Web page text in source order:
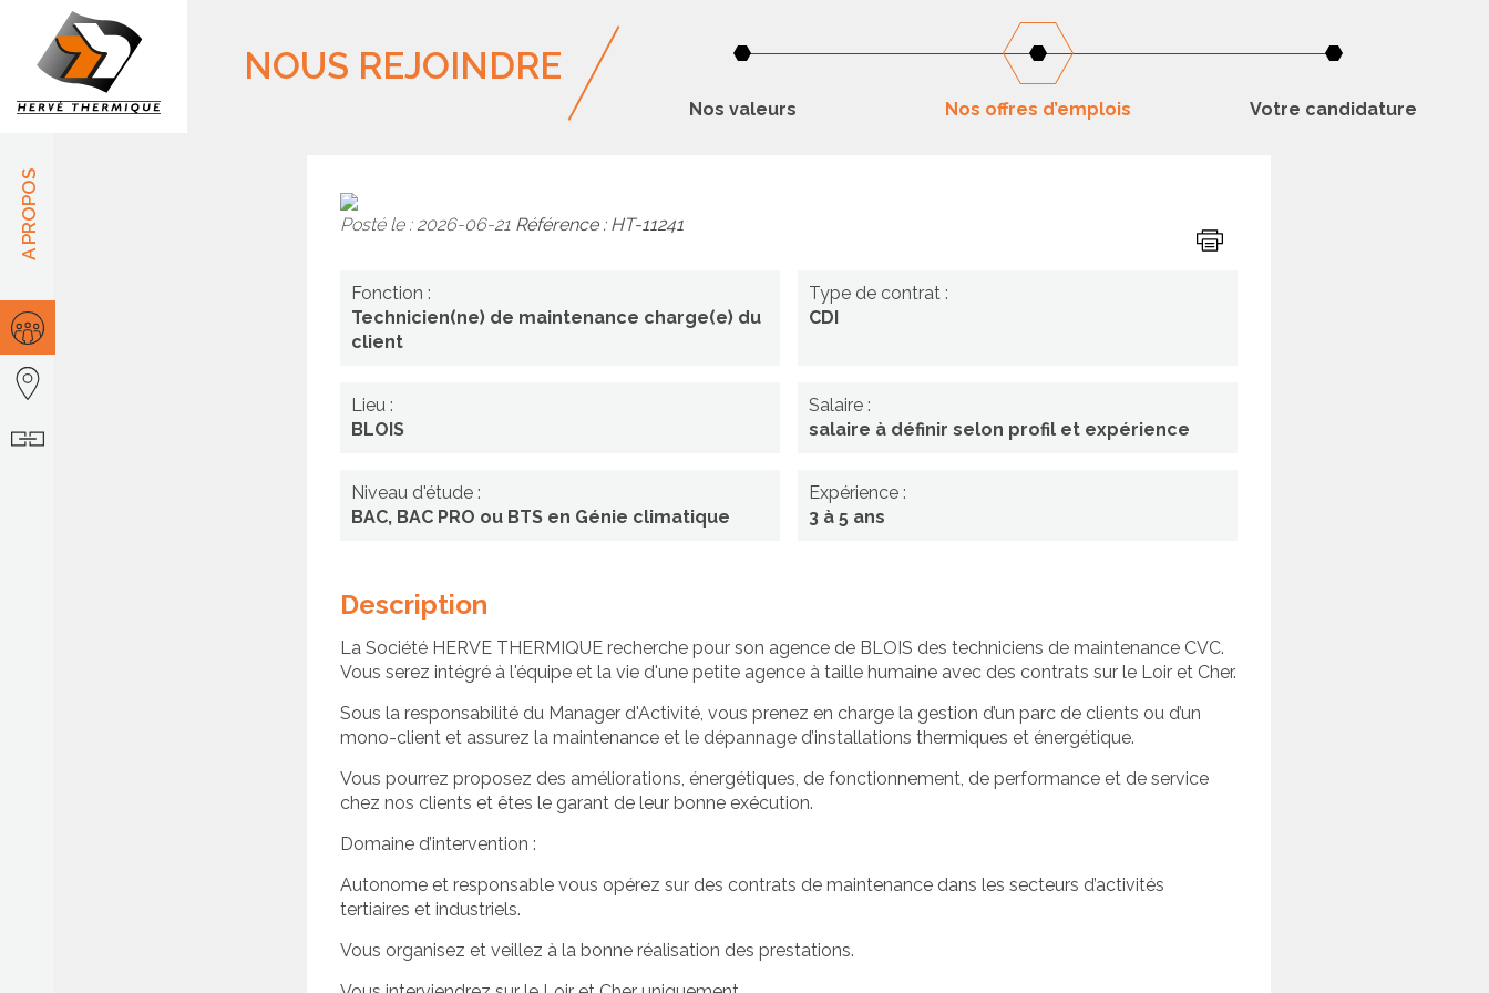
A PROPOS
NOUS REJOINDRE
Nos valeurs Nos offres d’emplois Votre candidature
Imprimer
Posté le : 2026-06-21 Référence : HT-11241
de
maintenance
charge(e)
du
(H/F)
Fonction :
Technicien(ne) de maintenance charge(e) du
client
Type de contrat :
CDI
Lieu :
BLOIS
Salaire :
salaire à définir selon profil et expérience
Niveau d'étude :
BAC, BAC PRO ou BTS en Génie climatique
Expérience :
3 à 5 ans
Description
La Société HERVE THERMIQUE recherche pour son agence de BLOIS des techniciens de maintenance CVC.
Vous serez intégré à l'équipe et la vie d'une petite agence à taille humaine avec des contrats sur le Loir et Cher.
Sous la responsabilité du Manager d'Activité, vous prenez en charge la gestion d’un parc de clients ou d’un
mono-client et assurez la maintenance et le dépannage d’installations thermiques et énergétique.
Vous pourrez proposez des améliorations, énergétiques, de fonctionnement, de performance et de service
chez nos clients et êtes le garant de leur bonne exécution.
Domaine d’intervention :
Autonome et responsable vous opérez sur des contrats de maintenance dans les secteurs d’activités
tertiaires et industriels.
Vous organisez et veillez à la bonne réalisation des prestations.
Panneau de gestion des cookies